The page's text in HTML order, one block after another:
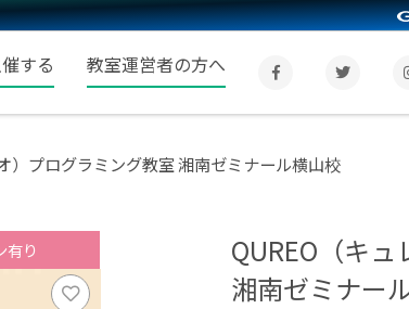
する 教室運営者の方へ
）プログラミング教室 湘南ゼミナール横山校
有り
QUREO（キ
湘南ゼミナー